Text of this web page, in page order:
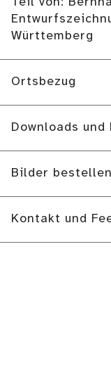
Württemberg
Ortsbezug
Downloads und
Bilder bestellen
Kontakt und